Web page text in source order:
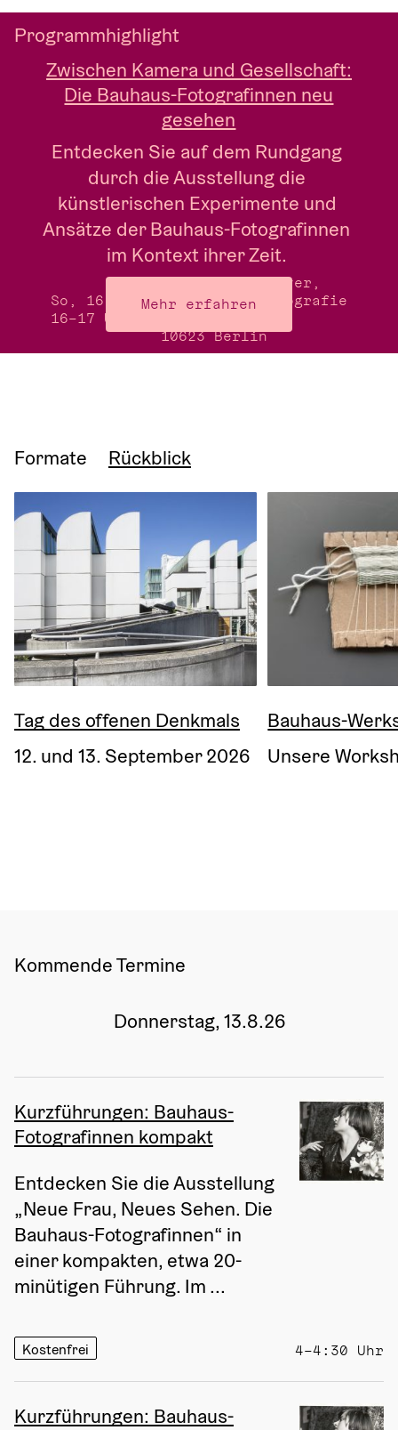
Programmhighlight
Zwischen Kamera und Gesellschaft:
Die Bauhaus-Fotografinnen neu
gesehen
Entdecken Sie auf dem Rundgang
durch die Ausstellung die
künstlerischen Experimente und
Ansätze der Bauhaus-Fotografinnen
im Kontext ihrer Zeit.
So, 16.8.26
16–17 Uhr
Treffpunkt: Foyer,
Museum für Fotografie
10623 Berlin
Mehr erfahren
Formate Rückblick
Tag des offenen Denkmals
12. und 13. September 2026
Bauhaus-
Unsere
Kommende Termine
Donnerstag, 13.8.26
Kurzführungen: Bauhaus-
Fotografinnen kompakt
Entdecken Sie die Ausstellung
„Neue Frau, Neues Sehen. Die
Bauhaus-Fotografinnen“ in
einer kompakten, etwa 20-
minütigen Führung. Im ...
Kostenfrei 4–4:30 Uhr
Kurzführungen: Bauhaus-